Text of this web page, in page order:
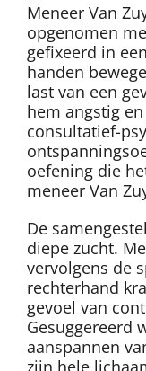
Meneer Van
opgenomen
gefixeerd in
handen
last van een
hem angstig
consultatief-
oefening die
meneer Van
De
diepe zucht.
vervolgens de
rechterhand
gevoel van
Gesuggereerd
aanspannen
zijn hele